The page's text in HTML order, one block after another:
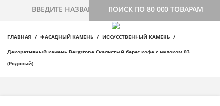
ПОИСК ПО 80 000 ТОВАРАМ
ГЛАВНАЯ ФАСАДНЫЙ КАМЕНЬ ИСКУССТВЕННЫЙ КАМЕНЬ
Декоративный камень Bergstone Скалистый берег кофе с молоком 03
(Рядовый)